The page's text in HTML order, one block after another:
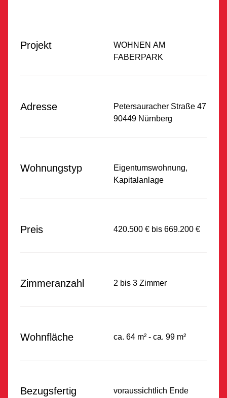
Projekt
WOHNEN AM
FABERPARK
Adresse
Petersauracher Straße 47
90449 Nürnberg
Wohnungstyp
Eigentumswohnung,
Kapitalanlage
Preis 420.500 € bis 669.200 €
Zimmeranzahl 2 bis 3 Zimmer
Wohnfläche ca. 64 m² - ca. 99 m²
Bezugsfertig
voraussichtlich Ende